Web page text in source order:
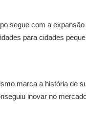
segue com a
para cidades
marca a história de
inovar no